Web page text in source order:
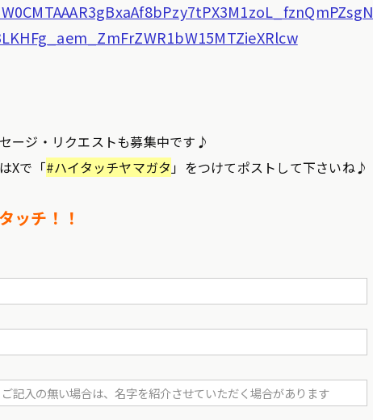
ージ・リクエストも募集中です♪
Xで「#ハイタッチヤマガタ」をつけてポストして下さいね♪
ッチ！！